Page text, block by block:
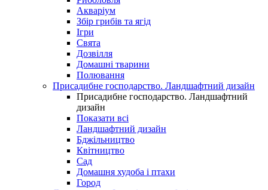
Акваріум
Збір грибів та ягід
Ігри
Свята
Дозвілля
Домашні тварини
Полювання
Присадибне господарство. Ландшафтний дизайн
Присадибне господарство. Ландшафтний
дизайн
Показати всі
Ландшафтний дизайн
Бджільництво
Квітництво
Сад
Домашня худоба і птахи
Город